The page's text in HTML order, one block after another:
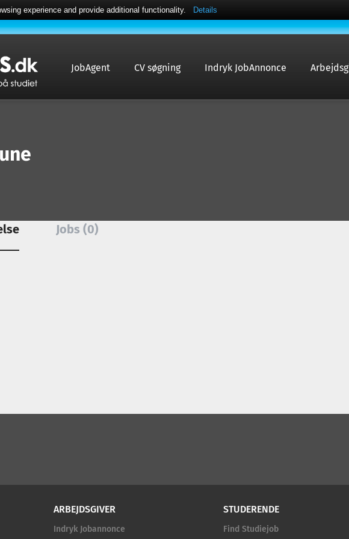
JobAgent CV søgning Indryk JobAnnonce
Jobs (0)
ARBEJDSGIVER
Indryk Jobannonce
STUDERENDE
Find Studiejob
experience and provide additional functionality. Details